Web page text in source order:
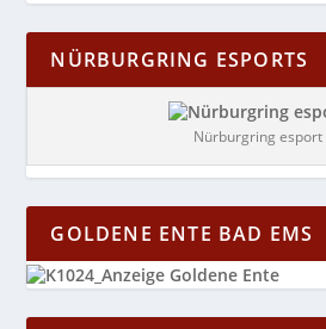
NÜRBURGRING ESPORTS
Nürburgring esport
GOLDENE ENTE BAD EMS